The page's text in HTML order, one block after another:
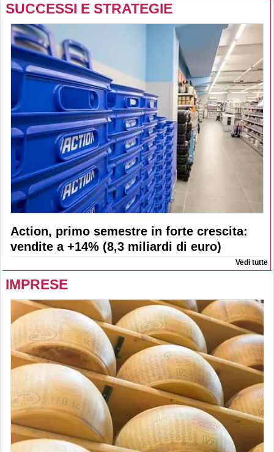
SUCCESSI E STRATEGIE
Action, primo semestre in forte crescita:
vendite a +14% (8,3 miliardi di euro)
Vedi tutte
IMPRESE